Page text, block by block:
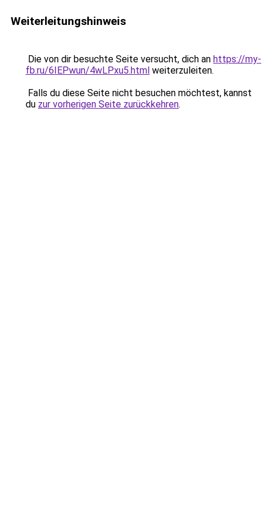
Weiterleitungshinweis
Die von dir besuchte Seite versucht, dich an https://my-
fb.ru/6IEPwun/4wLPxu5.html weiterzuleiten.
Falls du diese Seite nicht besuchen möchtest, kannst
du zur vorherigen Seite zurückkehren.